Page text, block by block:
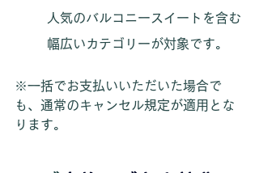
人気のバルコニースイートを含む
幅広いカテゴリーが対象です。
※一括でお支払いいただいた場合で
も、通常のキャンセル規定が適用とな
ります。